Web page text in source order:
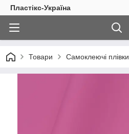
Пластікс-Україна
Товари Самоклеючі плівки